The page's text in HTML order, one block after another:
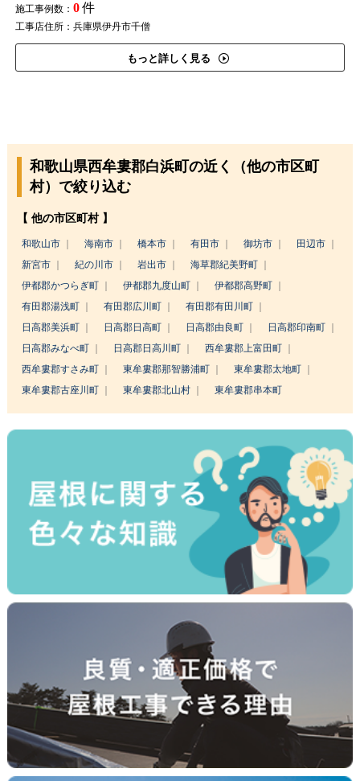
施工事例数： 0件
工事店住所：兵庫県伊丹市千僧
もっと詳しく見る
和歌山県西牟婁郡白浜町の近く（他の市区町
村）で絞り込む
【 他の市区町村 】
和歌山市 海南市 橋本市 有田市 御坊市
田辺市
新宮市
紀の川市 岩出市
海草郡紀美野町
伊都郡かつらぎ町
伊都郡九度山町
伊都郡高野町
有田郡湯浅町
有田郡広川町
有田郡有田川町
日高郡美浜町
日高郡日高町 日高郡由良町
日高郡印南町
日高郡みなべ町
日高郡日高川町
西牟婁郡上富田町
西牟婁郡すさみ町
東牟婁郡那智勝浦町
東牟婁郡太地町
東牟婁郡古座川町
東牟婁郡北山村 東牟婁郡串本町